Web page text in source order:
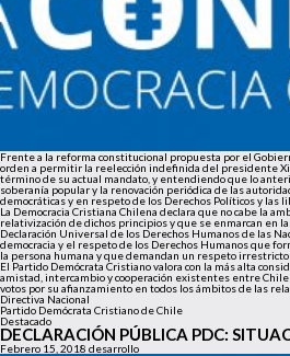
Frente a la reforma constitucional propuesta por el
orden a permitir la reelección indefinida del presidente
término de su actual mandato, y entendiendo que lo
soberanía popular y la renovación periódica de las
democráticas y en respeto de los Derechos Políticos y las
La Democracia Cristiana Chilena declara que no cabe la
relativización de dichos principios y que se enmarcan en
Declaración Universal de los Derechos Humanos de las
democracia y el respeto de los Derechos Humanos que
la persona humana y que demandan un respeto
El Partido Demócrata Cristiano valora con la más alta
amistad, intercambio y cooperación existentes entre
votos por su afianzamiento en todos los ámbitos de las
Directiva Nacional
Partido Demócrata Cristiano de Chile
Destacado
DECLARACIÓN PÚBLICA PDC:
Febrero 15, 2018 desarrollo